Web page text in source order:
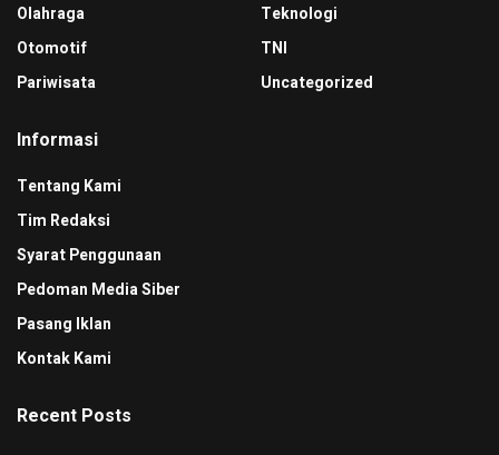
Olahraga
Otomotif
Pariwisata
Teknologi
TNI
Uncategorized
Informasi
Tentang Kami
Tim Redaksi
Syarat Penggunaan
Pedoman Media Siber
Pasang Iklan
Kontak Kami
Recent Posts